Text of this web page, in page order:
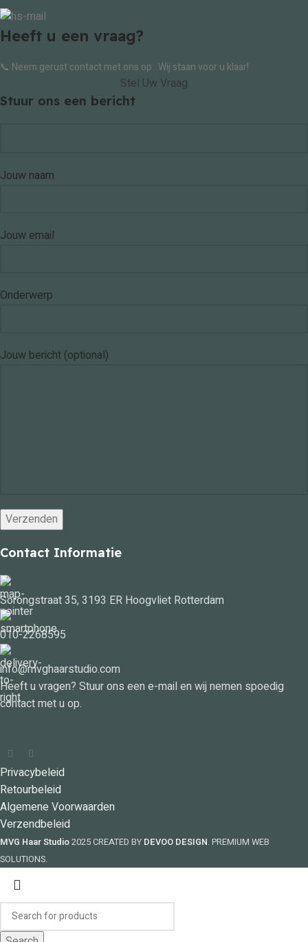
Heeft u een vraag?
📞 Neem gerust contact met ons op . Wij staan voor u klaar!
Stel Uw Vraag
Stuur ons een bericht
Jouw naam
Jouw email
Onderwerp
Jouw bericht (optional)
Contact Informatie
Sorongstraat 35, 3193 ER Hoogvliet Rotterdam
010-2268595
info@mvghaarstudio.com
Heeft u vragen? Stuur ons een e-mail en wij nemen spoedig
contact met u op.
Privacybeleid
Retourbeleid
Algemene Voorwaarden
Verzendbeleid
MVG Haar Studio2025 CREATED BY DEVOO DESIGN. PREMIUM WEB
SOLUTIONS.